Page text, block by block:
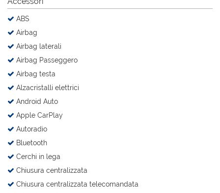
ABS
Airbag
Airbag laterali
Airbag Passeggero
Airbag testa
Alzacristalli elettrici
Android Auto
Apple CarPlay
Autoradio
Bluetooth
Cerchi in lega
Chiusura centralizzata
Chiusura centralizzata telecomandata
Salva
le
impostazioni